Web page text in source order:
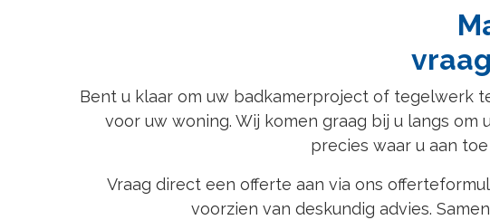
Bent u klaar om uw badkamerproject of tegelwerk
voor uw woning. Wij komen graag bij u langs
precies waar u aan
Vraag direct een offerte aan via ons
voorzien van deskundig advies.